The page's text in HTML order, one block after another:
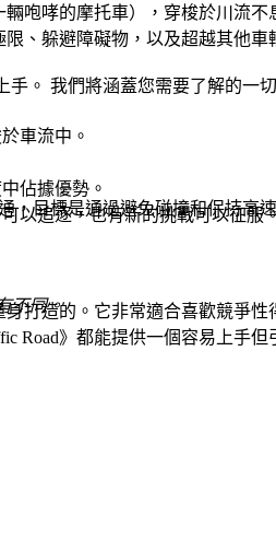
咆哮的摩托車），穿梭於川流
、躲避障礙物，以及超越其他
車流中。
佔據優勢。
以追逐，也有新的挑戰可以征服
打造的。它非常適合喜歡競爭
Road》都能提供一個容易上手但
。 我們將涵蓋您需要了解的
，目標是通過避免碰撞和保持高
不同。